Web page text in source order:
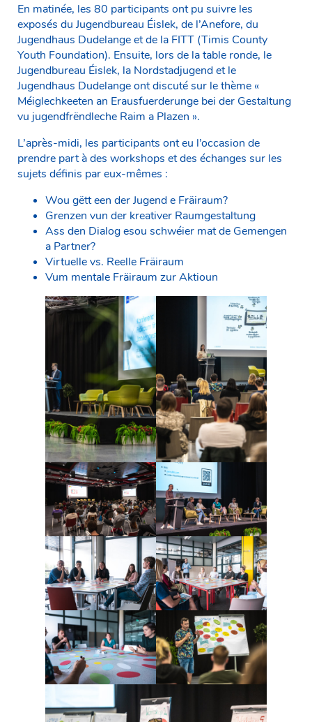
En matinée, les 80 participants ont pu suivre les
exposés du Jugendbureau Éislek, de l’Anefore, du
Jugendhaus Dudelange et de la FITT (Timis County
Youth Foundation). Ensuite, lors de la table ronde, le
Jugendbureau Éislek, la Nordstadjugend et le
Jugendhaus Dudelange ont discuté sur le thème «
Méiglechkeeten an Erausfuerderunge bei der Gestaltung
vu jugendfrëndleche Raim a Plazen ».
L’après-midi, les participants ont eu l’occasion de
prendre part à des workshops et des échanges sur les
sujets définis par eux-mêmes :
Wou gëtt een der Jugend e Fräiraum?
Grenzen vun der kreativer Raumgestaltung
Ass den Dialog esou schwéier mat de Gemengen
a Partner?
Virtuelle vs. Reelle Fräiraum
Vum mentale Fräiraum zur Aktioun